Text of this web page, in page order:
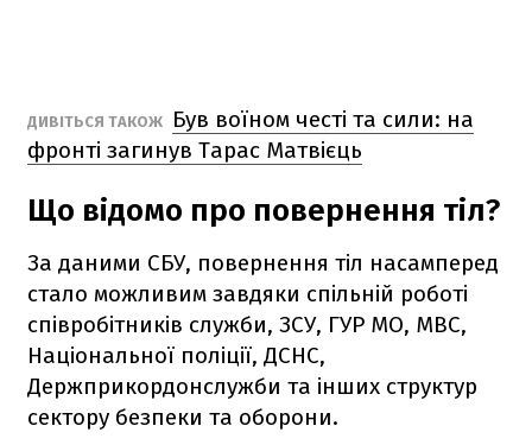
ДИВІТЬСЯ ТАКОЖ
Був воїном честі та сили: на
фронті загинув Тарас Матвієць
Що відомо про повернення тіл?
За даними СБУ, повернення тіл насамперед
стало можливим завдяки спільній роботі
співробітників служби, ЗСУ, ГУР МО, МВС,
Національної поліції, ДСНС,
Держприкордонслужби та інших структур
сектору безпеки та оборони.